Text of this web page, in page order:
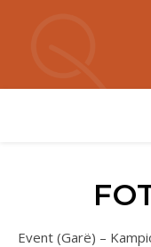
Event (Garë) –